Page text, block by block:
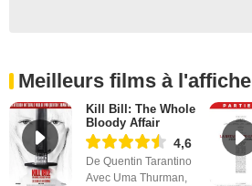
Meilleurs films à l'affiche
Kill Bill: The Whole
Bloody Affair
4,6
De Quentin Tarantino
Avec Uma Thurman,